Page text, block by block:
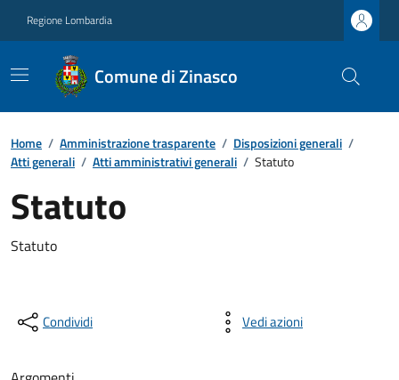
Regione Lombardia
Comune di Zinasco
Home / Amministrazione trasparente / Disposizioni generali /
Atti generali / Atti amministrativi generali / Statuto
Statuto
Statuto
Condividi Vedi azioni